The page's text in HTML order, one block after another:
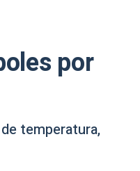
por
temperatura,